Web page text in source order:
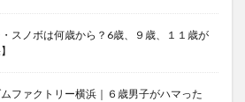
・スノボは何歳から？6歳、９歳、１１歳が
ムファクトリー横浜｜６歳男子がハマった